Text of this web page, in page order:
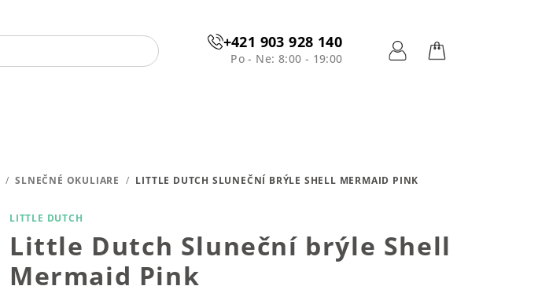
+421 903 928 140
Po - Ne: 8:00 - 19:00
/ SLNEČNÉ OKULIARE / LITTLE DUTCH SLUNEČNÍ BRÝLE SHELL MERMAID PINK
LITTLE DUTCH
Little Dutch Sluneční brýle Shell
Mermaid Pink